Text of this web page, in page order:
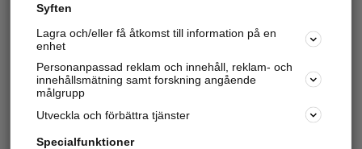
Syften
Lagra och/eller få åtkomst till information på en
enhet
Personanpassad reklam och innehåll, reklam- och
innehållsmätning samt forskning angående
målgrupp
Utveckla och förbättra tjänster
Specialfunktioner